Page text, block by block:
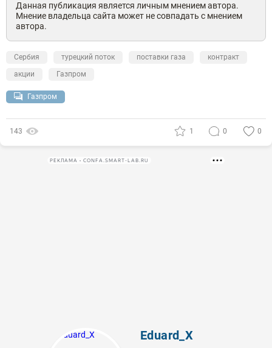
Данная публикация является личным мнением автора.
Мнение владельца сайта может не совпадать с мнением
автора.
Сербия турецкий поток поставки газа
контракт
акции
Газпром
Газпром
143 1 0 0
РЕКЛАМА • CONFA.SMART-LAB.RU
Eduard_X